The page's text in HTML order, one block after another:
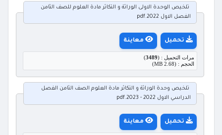
تلخيص الوحدة الاولى الوراثة و التكاثر مادة العلوم للصف الثامن
الفصل الاول 2022.pdf
تحميل معاينة
مرات التحميل : (3489
)
الحجم : (2.68 MB)
تلخيص وحدة الوراثة و التكاثر مادة العلوم الصف الثامن الفصل
الدراسي الاول 2022 - 2023.pdf
تحميل معاينة